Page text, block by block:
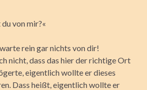
von mir?«
rein gar nichts von dir!
nicht, dass das hier der richtige Ort
eigentlich wollte er dieses
Dass heißt, eigentlich wollte er